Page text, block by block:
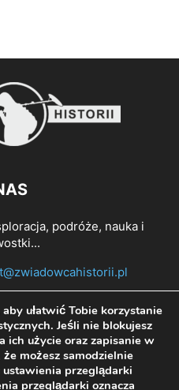
podróże, nauka i
ZA NAMI
ułatwić Tobie korzystanie
Jeśli nie blokujesz
ich użycie oraz zapisanie w
możesz samodzielnie
ustawienia przeglądarki
przeglądarki oznacza